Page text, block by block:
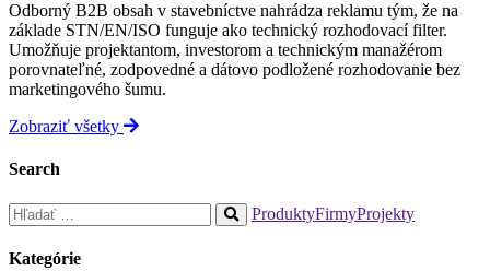
Odborný B2B obsah v stavebníctve nahrádza reklamu tým, že na
základe STN/EN/ISO funguje ako technický rozhodovací filter.
Umožňuje projektantom, investorom a technickým manažérom
porovnateľné, zodpovedné a dátovo podložené rozhodovanie bez
marketingového šumu.
Zobraziť všetky
Search
Hľadať:
autocomplete
ProduktyFirmyProjekty
Kategórie